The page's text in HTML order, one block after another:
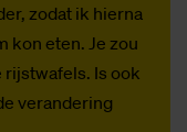
zodat ik hierna
kon eten. Je zou
rijstwafels. Is ook
verandering